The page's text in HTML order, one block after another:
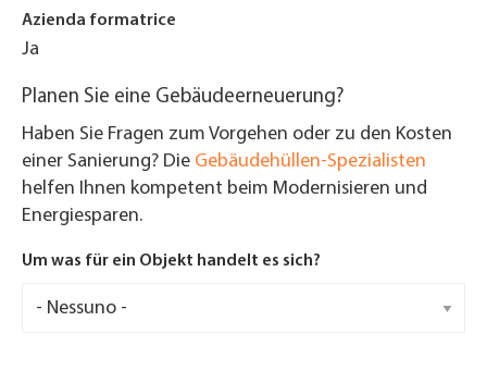
Azienda formatrice
Ja
Planen Sie eine Gebäudeerneuerung?
Haben Sie Fragen zum Vorgehen oder zu den Kosten
einer Sanierung? Die Gebäudehüllen-Spezialisten
helfen Ihnen kompetent beim Modernisieren und
Energiesparen.
Um was für ein Objekt handelt es sich?